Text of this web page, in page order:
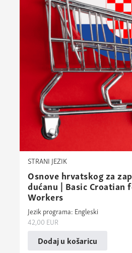
STRANI JEZIK
Osnove hrvatskog za
dućanu | Basic Croatian
Workers
Jezik programa: Engleski
42,00 EUR
Dodaj u košaricu